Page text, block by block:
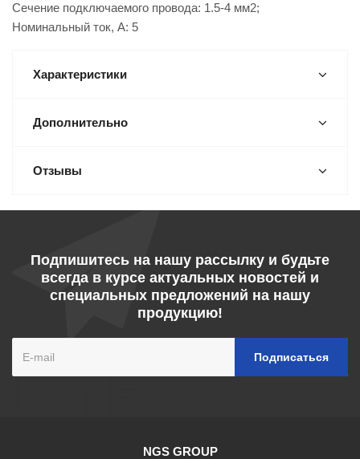
Сечение подключаемого провода: 1.5-4 мм2;
Номинальный ток, А: 5
Характеристики
Дополнительно
Отзывы
Подпишитесь на нашу рассылку и будьте
всегда в курсе актуальных новостей и
специальных предложений на нашу
продукцию!
NGS GROUP